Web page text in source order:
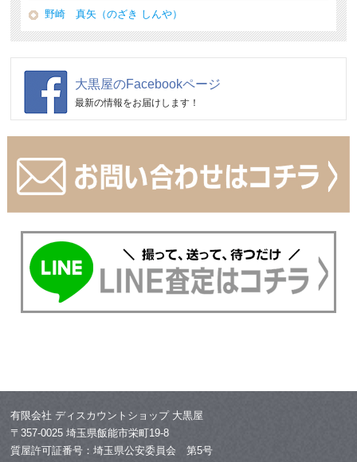
野崎 真矢（のざき しんや）
大黒屋のFacebookページ
最新の情報をお届けします！
有限会社 ディスカウントショップ 大黒屋
〒357-0025 埼玉県飯能市栄町19-8
質屋許可証番号：埼玉県公安委員会 第5号